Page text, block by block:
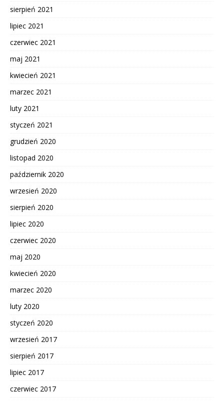
sierpień 2021
lipiec 2021
czerwiec 2021
maj 2021
kwiecień 2021
marzec 2021
luty 2021
styczeń 2021
grudzień 2020
listopad 2020
październik 2020
wrzesień 2020
sierpień 2020
lipiec 2020
czerwiec 2020
maj 2020
kwiecień 2020
marzec 2020
luty 2020
styczeń 2020
wrzesień 2017
sierpień 2017
lipiec 2017
czerwiec 2017